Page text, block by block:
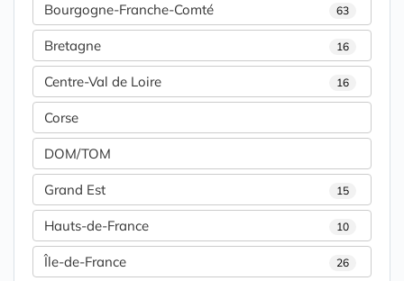
Bourgogne-Franche-Comté 63
Bretagne 16
Centre-Val de Loire 16
Corse
DOM/TOM
Grand Est 15
Hauts-de-France 10
Île-de-France 26